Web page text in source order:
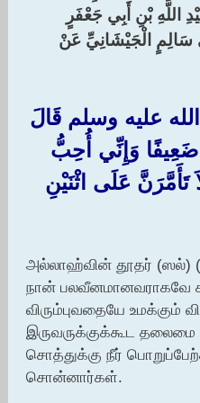
اللَّهِ بْنِ أَبِي جَعْفَرٍ
سَالِمٍ الْجَيْشَانِيِّ عَنْ
عليه وسلم قَالَ
ضَعِيفًا وَإِنِّي أُحِبُّ
عَلَى اثْنَيْنِ
அல்லாஹ்வின் தூதர் (ஸல்)
நான் பலவீனமானவராகவே
விரும்புவதையே உமக்கும்
இருவருக்குக்கூட
சொத்துக்கு நீர்
சொன்னார்கள்.